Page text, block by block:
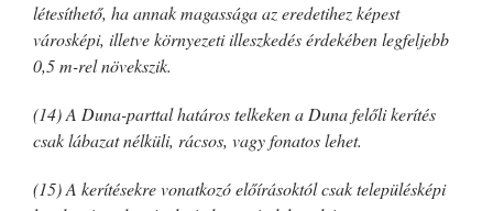
létesíthető, ha annak magassága az eredetihez képest
városképi, illetve környezeti illeszkedés érdekében legfeljebb
0,5 m-rel növekszik.
(14) A Duna-parttal határos telkeken a Duna felőli kerítés
csak lábazat nélküli, rácsos, vagy fonatos lehet.
(15) A kerítésekre vonatkozó előírásoktól csak településképi